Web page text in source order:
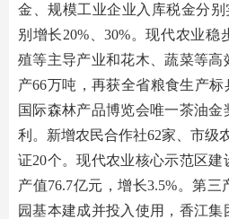
金、规模工业企业入库税金分
别增长20%、30%。现代农业
殖等主导产业和花木、蔬菜等高
产66万吨，再获全省粮食生产
国际森林产品博览会唯一茶油
利。新增农民合作社62家、市级
证20个。现代农业核心示范区
产值76.7亿元，增长3.5%。第
园基本建成并投入使用，香江集